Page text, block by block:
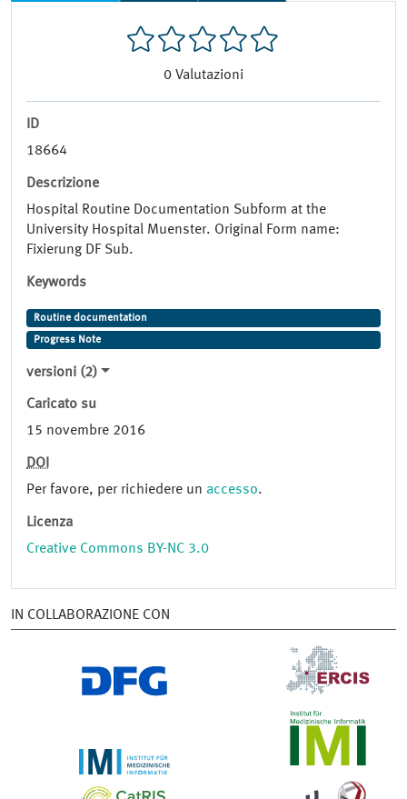
0 Valutazioni
ID
18664
Descrizione
Hospital Routine Documentation Subform at the
University Hospital Muenster. Original Form name:
Fixierung DF Sub.
Keywords
Routine documentation
Progress Note
versioni (2)
Caricato su
15 novembre 2016
DOI
Per favore, per richiedere un accesso.
Licenza
Creative Commons BY-NC 3.0
IN COLLABORAZIONE CON